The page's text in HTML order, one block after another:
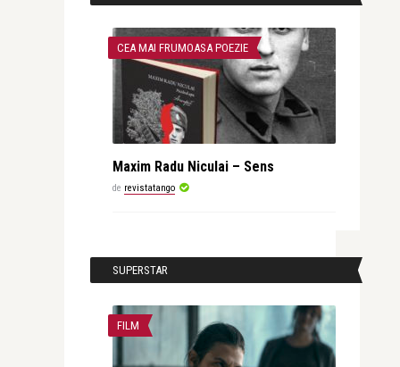
CEA MAI FRUMOASA POEZIE
Maxim Radu Niculai – Sens
de revistatango
SUPERSTAR
FILM